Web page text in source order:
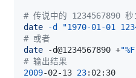
# 传说中的 1234567890 秒
date
-d "1970-01-01
# 或者
date -d@1234567890 +
# 输出结果
2009-02-13 23